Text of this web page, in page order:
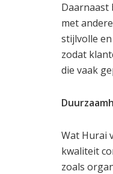
Daarnaast
met
stijlvolle
zodat
die vaak
Wat Hurai
kwaliteit
zoals